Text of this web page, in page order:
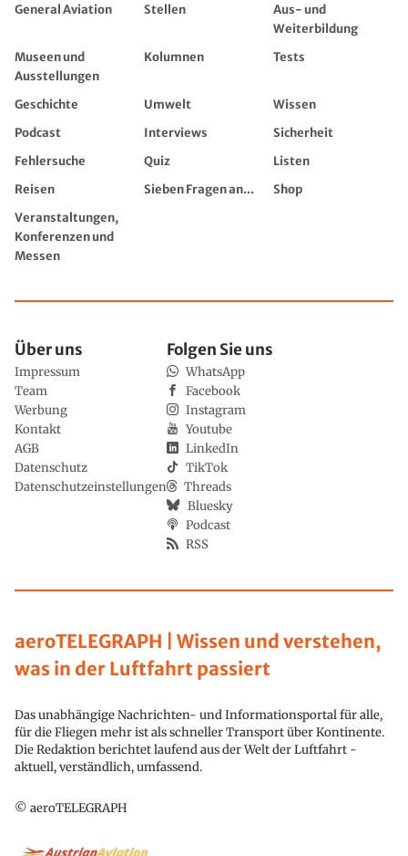
General Aviation
Stellen
Aus- und
Weiterbildung
Museen und
Ausstellungen
Kolumnen Tests
Geschichte Umwelt
Wissen
Podcast
Interviews
Sicherheit
Fehlersuche
Quiz
Listen
Reisen
Sieben Fragen an...
Shop
Veranstaltungen,
Konferenzen und
Messen
aeroTELEGRAPH | Wissen und verstehen,
was in der Luftfahrt passiert
Das unabhängige Nachrichten- und Informationsportal für alle,
für die Fliegen mehr ist als schneller Transport über Kontinente.
Die Redaktion berichtet laufend aus der Welt der Luftfahrt -
aktuell, verständlich, umfassend.
© aeroTELEGRAPH
Über uns
Impressum
Team
Werbung
Kontakt
AGB
Datenschutz
Datenschutzeinstellungen
Folgen Sie uns
WhatsApp
Facebook
Instagram
Youtube
LinkedIn
TikTok
Threads
Bluesky
Podcast
RSS